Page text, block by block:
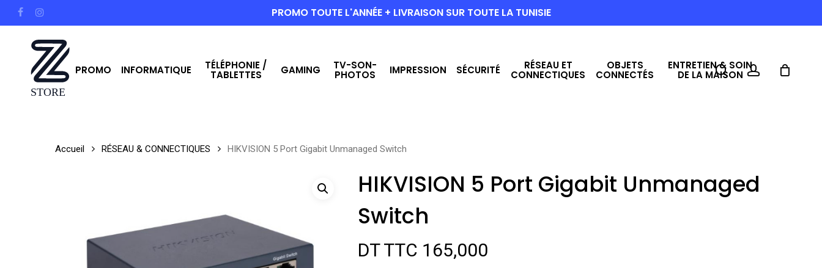
to
facebookinstagram PROMO TOUTE L'ANNÉE + LIVRAISON SUR TOUTE LA TUNISIE
PROMO INFORMATIQUE TÉLÉPHONIE /
TABLETTES GAMING TV-SON-
PHOTOS IMPRESSION SÉCURITÉ RÉSEAU ET
CONNECTIQUES
OBJETS
CONNECTÉS
ENTRETIEN & SOIN
DE LA MAISONsearchaccount
Accueil RÉSEAU & CONNECTIQUES HIKVISION 5 Port Gigabit Unmanaged Switch
HIKVISION 5 Port Gigabit Unmanaged
Switch
DT TTC 165,000